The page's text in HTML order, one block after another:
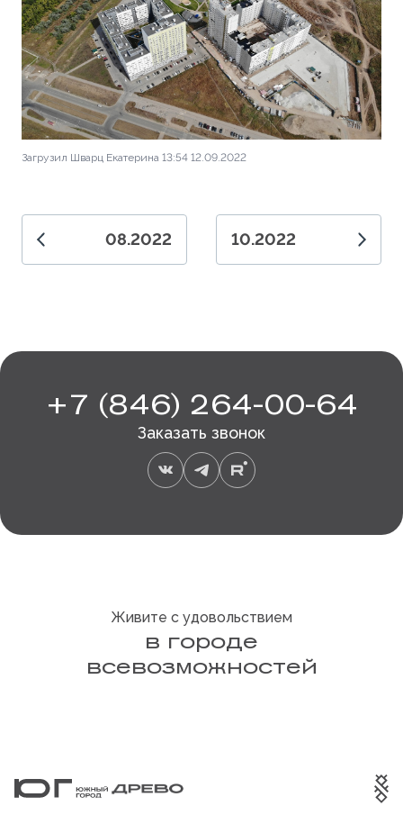
Загрузил Шварц Екатерина 13:54 12.09.2022
08.2022 10.2022
+7 (846) 264-00-64
Заказать звонок
Живите с удовольствием
в городе
всевозможностей